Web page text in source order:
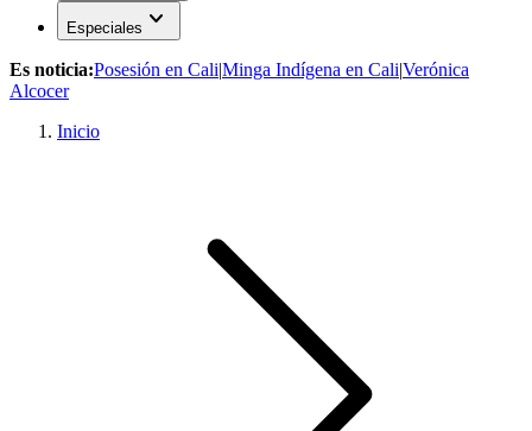
Especiales expand_more
Es noticia:Posesión en Cali|Minga Indígena en Cali|Verónica
Alcocer
Inicio